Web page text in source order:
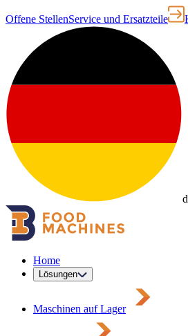
Offene StellenService und Ersatzteile
Home
Lösungen
Maschinen auf Lager